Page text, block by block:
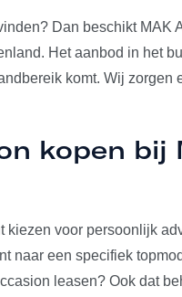
Dan beschikt MAK
Het aanbod in het
komt. Wij zorgen
kopen bij
kiezen voor persoonlijk
naar een specifiek
leasen? Ook dat